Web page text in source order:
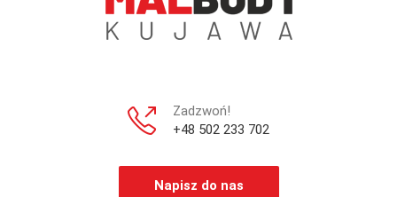
Zadzwoń!
+48 502 233 702
Napisz do nas